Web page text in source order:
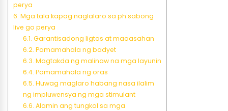
perya
6. Mga tala kapag naglalaro sa ph sabong
live go perya
6.1. Garantisadong ligtas at maaasahan
6.2. Pamamahala ng badyet
6.3. Magtakda ng malinaw na mga layunin
6.4. Pamamahala ng oras
6.5. Huwag maglaro habang nasa ilalim
ng impluwensya ng mga stimulant
6.6. Alamin ang tungkol sa mga